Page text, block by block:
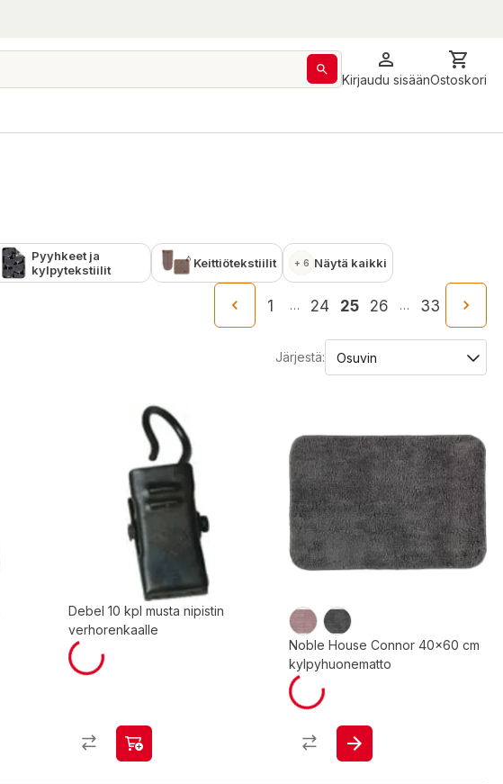
Kirjaudu sisäänOstoskori
Pyyhkeet ja
kylpytekstiilit
Keittiötekstiilit + 6 Näytä kaikki
1 … 24 25 26 … 33
Järjestä:
Debel 10 kpl musta nipistin
verhorenkaalle
Noble House Connor 40x60 cm
kylpyhuonematto